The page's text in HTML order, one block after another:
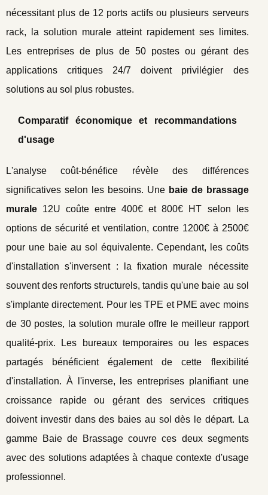
nécessitant plus de 12 ports actifs ou plusieurs serveurs
rack, la solution murale atteint rapidement ses limites.
Les entreprises de plus de 50 postes ou gérant des
applications critiques 24/7 doivent privilégier des
solutions au sol plus robustes.
Comparatif économique et recommandations
d'usage
L'analyse coût-bénéfice révèle des différences
significatives selon les besoins. Une baie de brassage
murale 12U coûte entre 400€ et 800€ HT selon les
options de sécurité et ventilation, contre 1200€ à 2500€
pour une baie au sol équivalente. Cependant, les coûts
d'installation s'inversent : la fixation murale nécessite
souvent des renforts structurels, tandis qu'une baie au sol
s'implante directement. Pour les TPE et PME avec moins
de 30 postes, la solution murale offre le meilleur rapport
qualité-prix. Les bureaux temporaires ou les espaces
partagés bénéficient également de cette flexibilité
d'installation. À l'inverse, les entreprises planifiant une
croissance rapide ou gérant des services critiques
doivent investir dans des baies au sol dès le départ. La
gamme Baie de Brassage couvre ces deux segments
avec des solutions adaptées à chaque contexte d'usage
professionnel.